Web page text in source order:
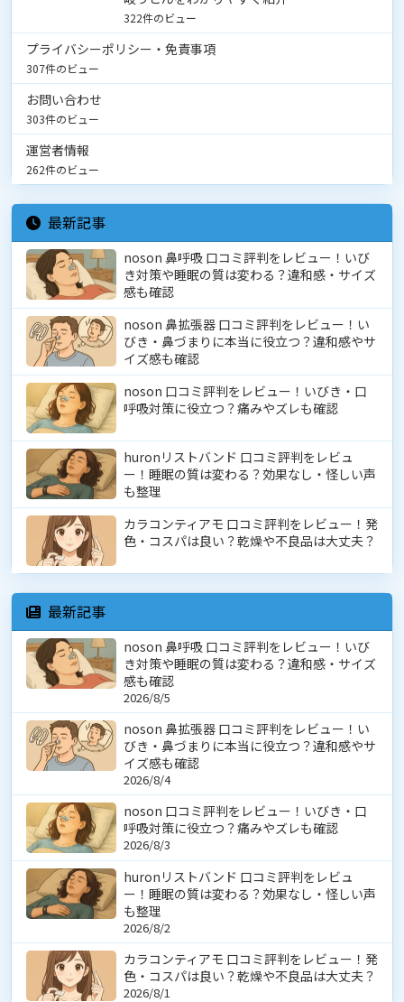
322件のビュー
プライバシーポリシー・免責事項
307件のビュー
お問い合わせ
303件のビュー
運営者情報
262件のビュー
最新記事
noson 鼻呼吸 口コミ評判をレビュー！いび
き対策や睡眠の質は変わる？違和感・サイズ
感も確認
noson 鼻拡張器 口コミ評判をレビュー！い
びき・鼻づまりに本当に役立つ？違和感やサ
イズ感も確認
noson 口コミ評判をレビュー！いびき・口
呼吸対策に役立つ？痛みやズレも確認
huronリストバンド 口コミ評判をレビュ
ー！睡眠の質は変わる？効果なし・怪しい声
も整理
カラコンティアモ 口コミ評判をレビュー！発
色・コスパは良い？乾燥や不良品は大丈夫？
最新記事
noson 鼻呼吸 口コミ評判をレビュー！いび
き対策や睡眠の質は変わる？違和感・サイズ
感も確認
2026/8/5
noson 鼻拡張器 口コミ評判をレビュー！い
びき・鼻づまりに本当に役立つ？違和感やサ
イズ感も確認
2026/8/4
noson 口コミ評判をレビュー！いびき・口
呼吸対策に役立つ？痛みやズレも確認
2026/8/3
huronリストバンド 口コミ評判をレビュ
ー！睡眠の質は変わる？効果なし・怪しい声
も整理
2026/8/2
カラコンティアモ 口コミ評判をレビュー！発
色・コスパは良い？乾燥や不良品は大丈夫？
2026/8/1